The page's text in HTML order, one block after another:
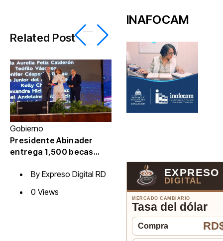
Related Post
Gobierno
Presidente Abinader
entrega 1,500 becas
cursar programas de
maestrías y doctorados
By Expreso Digital RD
0 Views
Deportes
Primer Caballero de
Costa Rica fortalece
agenda deportiva en
Caribe
INAFOCAM
EXPRESO
DIGITAL
MERCADO CAMBIARIO
Tasa del dólar
Compra